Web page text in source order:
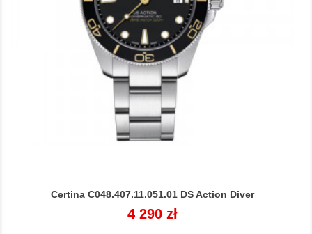
Certina C048.407.11.051.01 DS Action Diver
Cena
4 290 zł